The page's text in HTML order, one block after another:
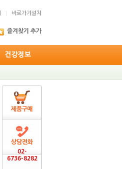
제품구매
상담전화
02-
6736-8282
바로가기설치
즐겨찾기 추가
건강정보